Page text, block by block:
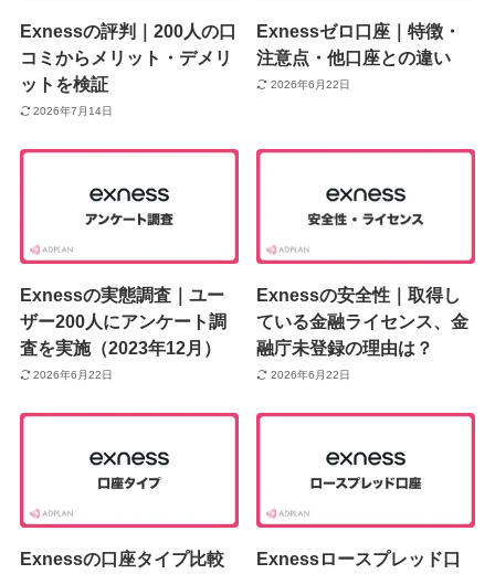
Exnessの評判｜200人の口
コミからメリット・デメリ
ットを検証
2026年7月14日
Exnessゼロ口座｜特徴・
注意点・他口座との違い
2026年6月22日
Exnessの実態調査｜ユー
ザー200人にアンケート調
査を実施（2023年12月）
2026年6月22日
Exnessの安全性｜取得し
ている金融ライセンス、金
融庁未登録の理由は？
2026年6月22日
Exnessの口座タイプ比較
Exnessロースプレッド口